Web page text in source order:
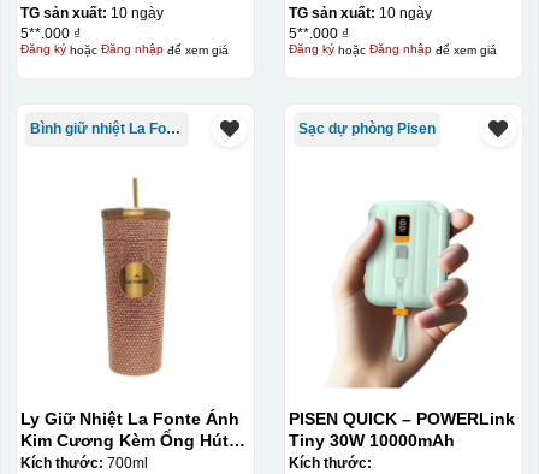
TG sản xuất: 10 ngày
5**.000 ₫
Đăng kýhoặc Đăng nhậpđể xem giá
TG sản xuất: 10 ngày
5**.000 ₫
Đăng kýhoặc Đăng nhậpđể xem giá
Bình giữ nhiệt La Fonte
Ly Giữ Nhiệt La Fonte Ánh
Kim Cương Kèm Ống Hút-
700 ml-014687-GOL
Kích thước: 700ml
Sạc dự phòng Pisen
PISEN QUICK – POWERLink
Tiny 30W 10000mAh
Kích thước: